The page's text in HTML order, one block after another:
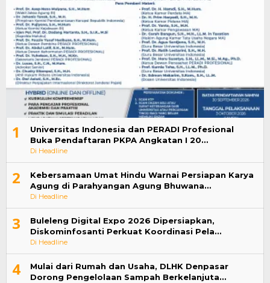
1
Universitas Indonesia dan PERADI Profesional
Buka Pendaftaran PKPA Angkatan I 20…
Di Headline
2
Kebersamaan Umat Hindu Warnai Persiapan Karya
Agung di Parahyangan Agung Bhuwana…
Di Headline
3
Buleleng Digital Expo 2026 Dipersiapkan,
Diskominfosanti Perkuat Koordinasi Pela…
Di Headline
4
Mulai dari Rumah dan Usaha, DLHK Denpasar
Dorong Pengelolaan Sampah Berkelanjuta…